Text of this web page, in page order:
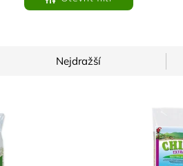
Nejdražší